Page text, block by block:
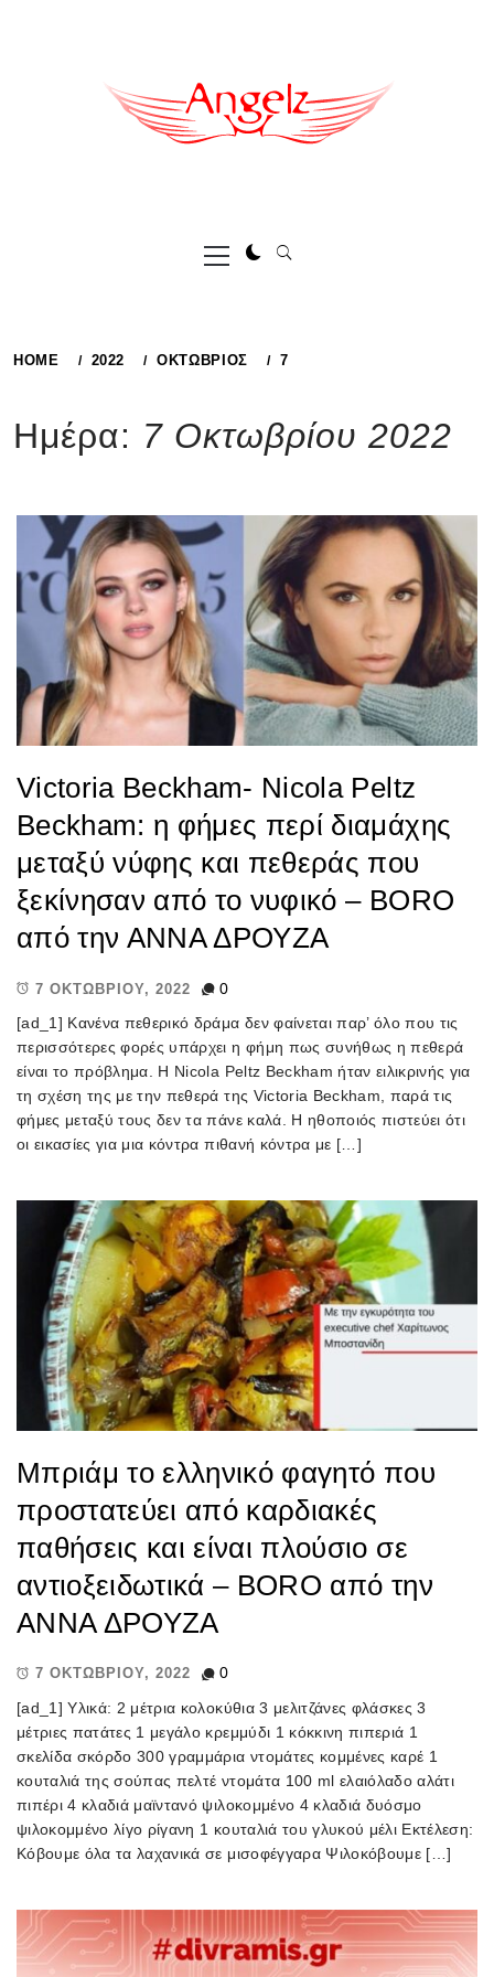
Primary
Menu
HOME 2022 ΟΚΤΏΒΡΙΟΣ 7
Ημέρα: 7 Οκτωβρίου 2022
Victoria Beckham- Nicola Peltz
Beckham: η φήμες περί διαμάχης
μεταξύ νύφης και πεθεράς που
ξεκίνησαν από το νυφικό – BORO
από την ΑΝΝΑ ΔΡΟΥΖΑ
7 ΟΚΤΩΒΡΊΟΥ, 2022
0
[ad_1] Κανένα πεθερικό δράμα δεν φαίνεται παρ’ όλο που τις
περισσότερες φορές υπάρχει η φήμη πως συνήθως η πεθερά
είναι το πρόβλημα. Η Nicola Peltz Beckham ήταν ειλικρινής για
τη σχέση της με την πεθερά της Victoria Beckham, παρά τις
φήμες μεταξύ τους δεν τα πάνε καλά. Η ηθοποιός πιστεύει ότι
οι εικασίες για μια κόντρα πιθανή κόντρα με […]
Μπριάμ το ελληνικό φαγητό που
προστατεύει από καρδιακές
παθήσεις και είναι πλούσιο σε
αντιοξειδωτικά – BORO από την
ΑΝΝΑ ΔΡΟΥΖΑ
7 ΟΚΤΩΒΡΊΟΥ, 2022
0
[ad_1] Υλικά: 2 μέτρια κολοκύθια 3 μελιτζάνες φλάσκες 3
μέτριες πατάτες 1 μεγάλο κρεμμύδι 1 κόκκινη πιπεριά 1
σκελίδα σκόρδο 300 γραμμάρια ντομάτες κομμένες καρέ 1
κουταλιά της σούπας πελτέ ντομάτα 100 ml ελαιόλαδο αλάτι
πιπέρι 4 κλαδιά μαϊντανό ψιλοκομμένο 4 κλαδιά δυόσμο
ψιλοκομμένο λίγο ρίγανη 1 κουταλιά του γλυκού μέλι Εκτέλεση:
Κόβουμε όλα τα λαχανικά σε μισοφέγγαρα Ψιλοκόβουμε […]